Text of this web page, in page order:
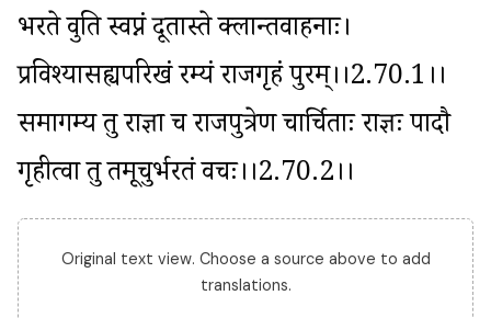
भरते ब्रुवति स्वप्नं दूतास्ते क्लान्तवाहनाः।
प्रविश्यासह्यपरिखं रम्यं राजगृहं पुरम्।।2.70.1।।
समागम्य तु राज्ञा च राजपुत्रेण चार्चिताः राज्ञः पादौ
गृहीत्वा तु तमूचुर्भरतं वचः।।2.70.2।।
Original text view. Choose a source above to add
translations.